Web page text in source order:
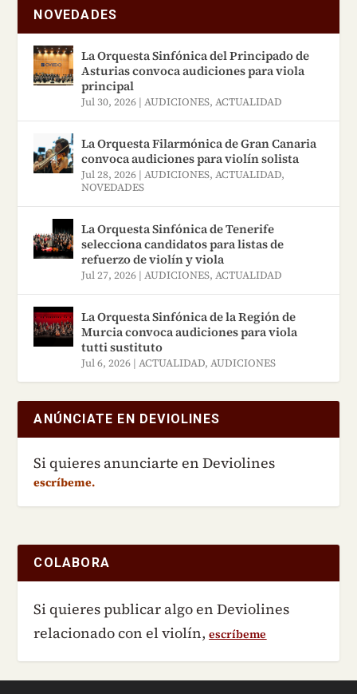
NOVEDADES
La Orquesta Sinfónica del Principado de
Asturias convoca audiciones para viola
principal
Jul 30, 2026 |AUDICIONES,ACTUALIDAD
La Orquesta Filarmónica de Gran Canaria
convoca audiciones para violín solista
Jul 28, 2026 |AUDICIONES,ACTUALIDAD,
NOVEDADES
La Orquesta Sinfónica de Tenerife
selecciona candidatos para listas de
refuerzo de violín y viola
Jul 27, 2026 |AUDICIONES,ACTUALIDAD
La Orquesta Sinfónica de la Región de
Murcia convoca audiciones para viola
tutti sustituto
Jul 6, 2026 |ACTUALIDAD,AUDICIONES
ANÚNCIATE EN DEVIOLINES
Si quieres anunciarte en Deviolines
escríbeme.
COLABORA
Si quieres publicar algo en Deviolines
relacionado con el violín,escríbeme